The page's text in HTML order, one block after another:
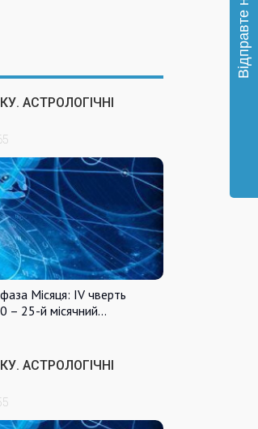
АСТРОЛОГІЧНІ
Місяця: IV чверть
– 25-й місячний…
АСТРОЛОГІЧНІ